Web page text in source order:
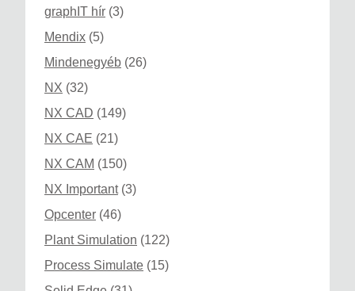
graphIT hír (3)
Mendix (5)
Mindenegyéb (26)
NX (32)
NX CAD (149)
NX CAE (21)
NX CAM (150)
NX Important(3)
Opcenter (46)
Plant Simulation (122)
Process Simulate (15)